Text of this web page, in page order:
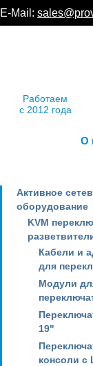
E-Mail:
Работаем
с 2012 года
О
Активное
оборудование
KVM
Кабели и
для
Модули
19"
консоли с